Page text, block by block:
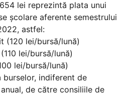
lei reprezintă plata unui
școlare aferente semestrului
astfel:
(120 lei/bursă/lună)
lei/bursă/lună)
lei/bursă/lună)
indiferent de
de către consiliile de